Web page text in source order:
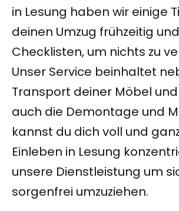
in Lesung haben wir einige
deinen Umzug frühzeitig
Checklisten, um nichts zu
Unser Service beinhaltet
Transport deiner Möbel und
auch die Demontage und
kannst du dich voll und
Einleben in Lesung
unsere Dienstleistung um
sorgenfrei umzuziehen.